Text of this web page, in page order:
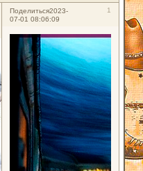
Поделиться 1
2023-
07-01 08:06:09